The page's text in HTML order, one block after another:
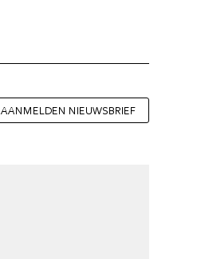
AANMELDEN NIEUWSBRIEF